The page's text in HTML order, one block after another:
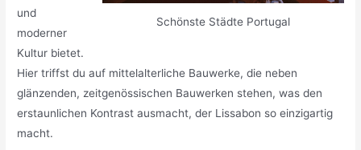
Schönste Städte Portugal
und
moderner
Kultur bietet.
Hier triffst du auf mittelalterliche Bauwerke, die neben
glänzenden, zeitgenössischen Bauwerken stehen, was den
erstaunlichen Kontrast ausmacht, der Lissabon so einzigartig
macht.